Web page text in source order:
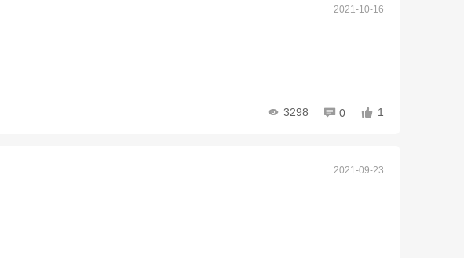
2021-10-16
3298 0 1
2021-09-23